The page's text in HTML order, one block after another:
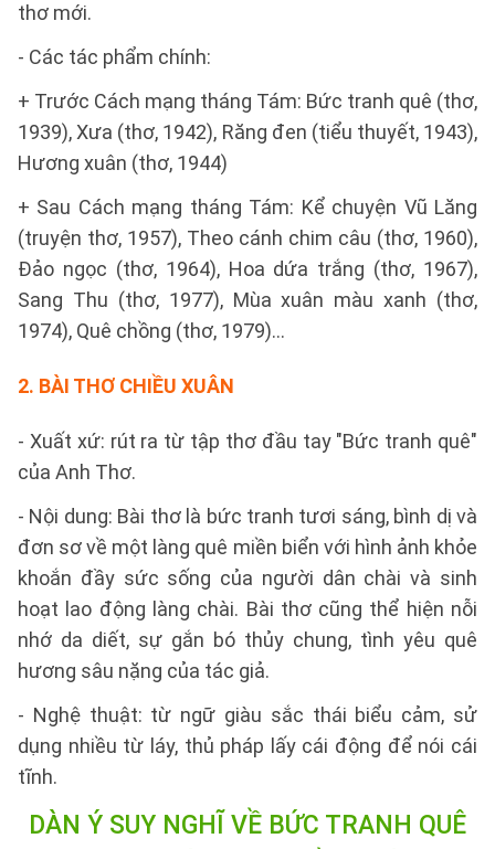
thơ mới.
- Các tác phẩm chính:
+ Trước Cách mạng tháng Tám: Bức tranh quê (thơ,
1939), Xưa (thơ, 1942), Răng đen (tiểu thuyết, 1943),
Hương xuân (thơ, 1944)
+ Sau Cách mạng tháng Tám: Kể chuyện Vũ Lăng
(truyện thơ, 1957), Theo cánh chim câu (thơ, 1960),
Đảo ngọc (thơ, 1964), Hoa dứa trắng (thơ, 1967),
Sang Thu (thơ, 1977), Mùa xuân màu xanh (thơ,
1974), Quê chồng (thơ, 1979)...
2. BÀI THƠ CHIỀU XUÂN
- Xuất xứ: rút ra từ tập thơ đầu tay "Bức tranh quê"
của Anh Thơ.
- Nội dung: Bài thơ là bức tranh tươi sáng, bình dị và
đơn sơ về một làng quê miền biển với hình ảnh khỏe
khoắn đầy sức sống của người dân chài và sinh
hoạt lao động làng chài. Bài thơ cũng thể hiện nỗi
nhớ da diết, sự gắn bó thủy chung, tình yêu quê
hương sâu nặng của tác giả.
- Nghệ thuật: từ ngữ giàu sắc thái biểu cảm, sử
dụng nhiều từ láy, thủ pháp lấy cái động để nói cái
tĩnh.
DÀN Ý SUY NGHĨ VỀ BỨC TRANH QUÊ